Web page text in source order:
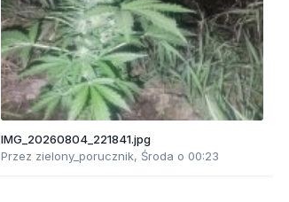
IMG_20260804_221841.jpg
Przez zielony_porucznik, Środa o 00:23